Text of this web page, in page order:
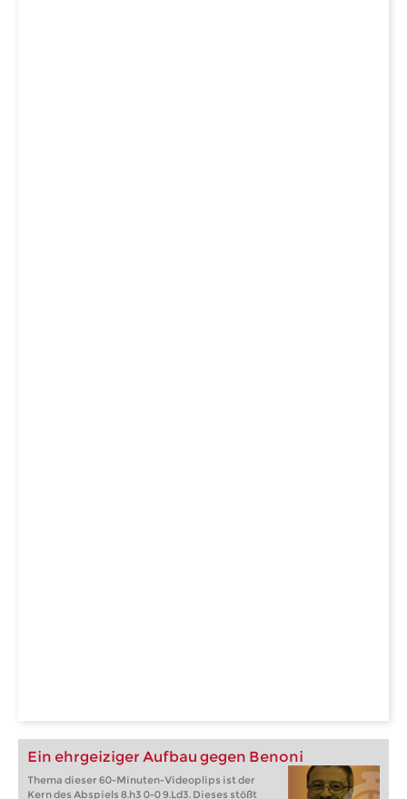
Ein ehrgeiziger Aufbau gegen Benoni
Thema dieser 60-Minuten-Videoplips ist der
Kern des Abspiels 8.h3 0-0 9.Ld3. Dieses stößt